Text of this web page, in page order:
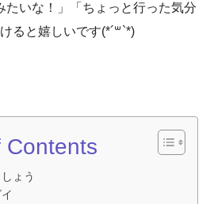
たいな！」「ちょっと行った気分
ると嬉しいです(*´꒳`*)
Contents
ょう